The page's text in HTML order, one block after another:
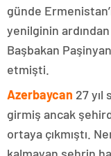
günde
yenilginin
Başbakan
etmişti.
Azerbaycan 27 yıl
girmiş ancak
ortaya çıkmıştı.